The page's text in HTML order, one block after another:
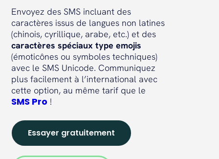
Envoyez des SMS incluant des
caractères issus de langues non latines
(chinois, cyrillique, arabe, etc.) et des
caractères spéciaux type emojis
(émoticônes ou symboles techniques)
avec le SMS Unicode. Communiquez
plus facilement à l’international avec
cette option, au même tarif que le
SMS Pro !
Essayer gratuitement